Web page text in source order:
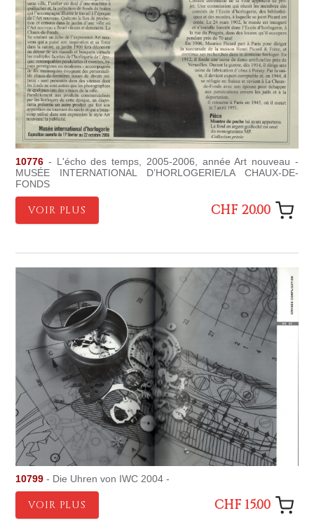
10776 - L'écho des temps, 2005-2006, année Art nouveau -
MUSÉE INTERNATIONAL D’HORLOGERIE/LA CHAUX-DE-
FONDS
VOIR PLUS CHF 20.00
10799 - Die Uhren von IWC 2004 -
VOIR PLUS CHF 15.00